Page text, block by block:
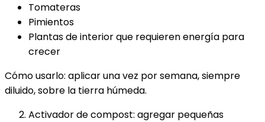
Tomateras
Pimientos
Plantas de interior que requieren energía para
crecer
Cómo usarlo: aplicar una vez por semana, siempre
diluido, sobre la tierra húmeda.
Activador de compost: agregar pequeñas